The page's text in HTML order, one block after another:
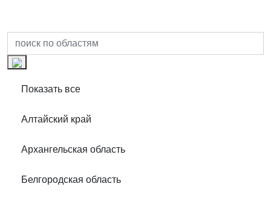
Показать все
Алтайский край
Архангельская область
Белгородская область